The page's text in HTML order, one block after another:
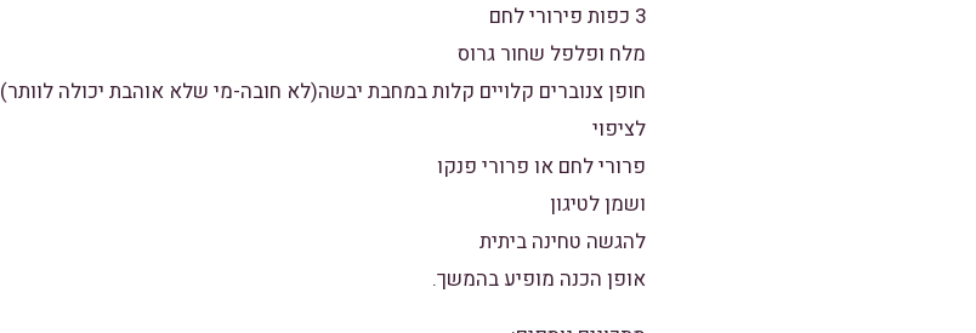
3 כפות פירורי לחם
מלח ופלפל שחור גרוס
חופן צנוברים קלויים קלות במחבת יבשה(לא חובה-מי שלא אוהבת יכולה לוותר)
לציפוי
פרורי לחם או פרורי פנקו
ושמן לטיגון
להגשה טחינה ביתית
אופן הכנה מופיע בהמשך.